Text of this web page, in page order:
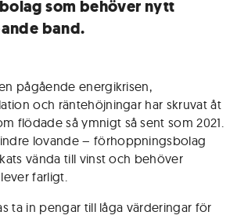
som behöver nytt
band.
pågående energikrisen,
och räntehöjningar har skruvat åt
flödade så ymnigt så sent som 2021.
lovande – förhoppningsbolag
vända till vinst och behöver
farligt.
ta in pengar till låga värderingar för